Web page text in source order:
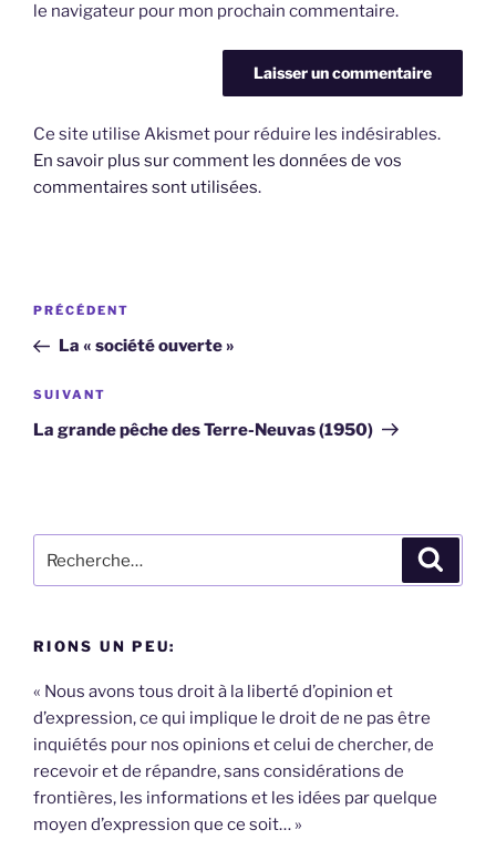
le navigateur pour mon prochain commentaire.
Ce site utilise Akismet pour réduire les indésirables.
En savoir plus sur comment les données de vos
commentaires sont utilisées.
Navigation
l’article
Article
précédent
PRÉCÉDENT
La « société ouverte »
Article
suivant
SUIVANT
La grande pêche des Terre-Neuvas (1950)
pour
RIONS UN PEU:
« Nous avons tous droit à la liberté d’opinion et
d’expression, ce qui implique le droit de ne pas être
inquiétés pour nos opinions et celui de chercher, de
recevoir et de répandre, sans considérations de
frontières, les informations et les idées par quelque
moyen d’expression que ce soit… »